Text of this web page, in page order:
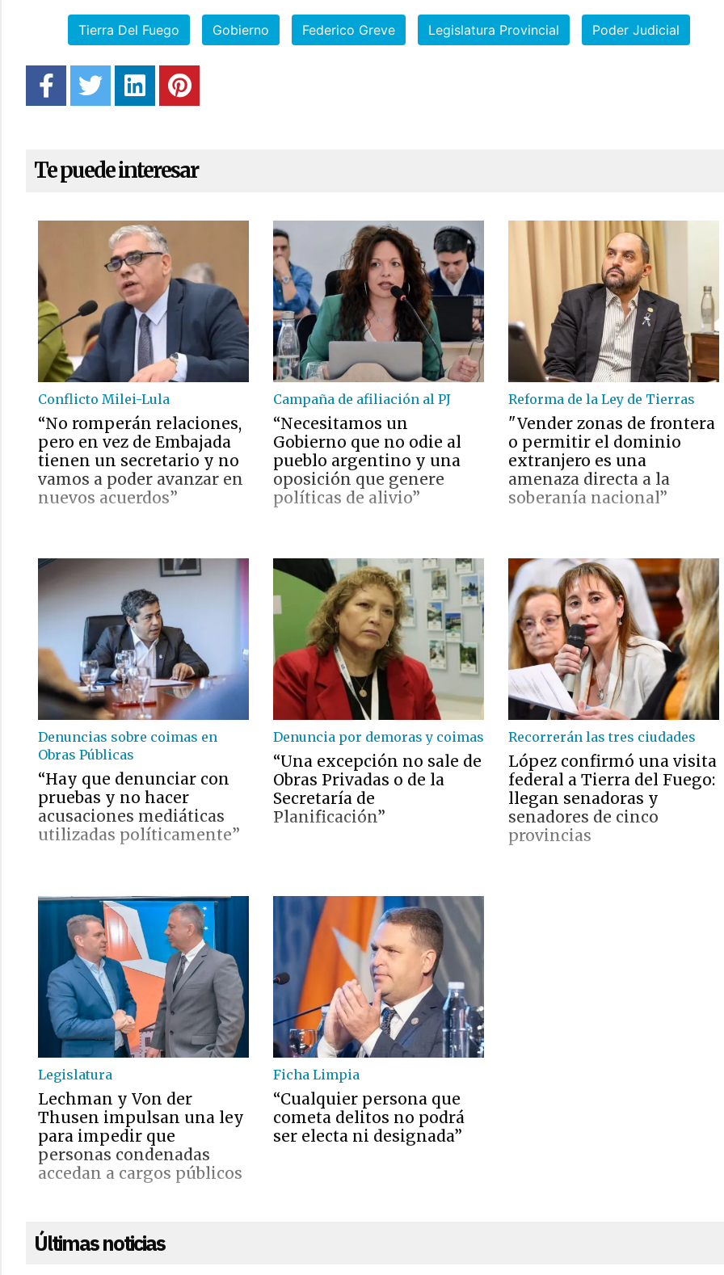
Tierra Del Fuego Gobierno Federico Greve Legislatura Provincial Poder Judicial
Te puede interesar
Conflicto Milei-Lula
“No romperán relaciones,
pero en vez de Embajada
tienen un secretario y no
vamos a poder avanzar en
nuevos acuerdos”
Campaña de afiliación al PJ
“Necesitamos un
Gobierno que no odie al
pueblo argentino y una
oposición que genere
políticas de alivio”
Reforma de la Ley de Tierras
"Vender zonas de frontera
o permitir el dominio
extranjero es una
amenaza directa a la
soberanía nacional”
Denuncias sobre coimas en
Obras Públicas
“Hay que denunciar con
pruebas y no hacer
acusaciones mediáticas
utilizadas políticamente”
Denuncia por demoras y coimas
“Una excepción no sale de
Obras Privadas o de la
Secretaría de
Planificación”
Recorrerán las tres ciudades
López confirmó una visita
federal a Tierra del Fuego:
llegan senadoras y
senadores de cinco
provincias
Legislatura
Lechman y Von der
Thusen impulsan una ley
para impedir que
personas condenadas
accedan a cargos públicos
Ficha Limpia
“Cualquier persona que
cometa delitos no podrá
ser electa ni designada”
Últimas noticias